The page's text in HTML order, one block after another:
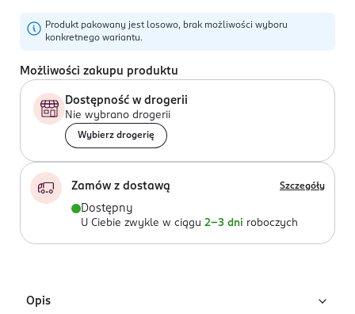
Produkt pakowany jest losowo, brak możliwości wyboru
konkretnego wariantu.
Możliwości zakupu produktu
Dostępność w drogerii
Nie wybrano drogerii
Wybierz drogerię
Zamów z dostawą Szczegóły
Dostępny
U Ciebie zwykle w ciągu 2-3 dni roboczych
Opis